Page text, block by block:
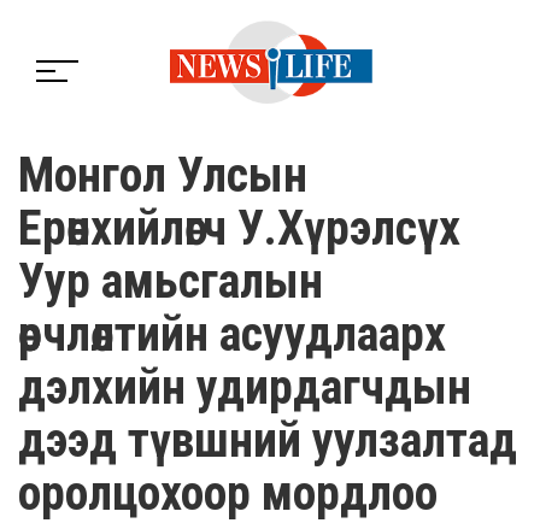
Монгол Улсын
Ерөнхийлөгч У.Хүрэлсүх
Уур амьсгалын
өөрчлөлтийн асуудлаарх
дэлхийн удирдагчдын
дээд түвшний уулзалтад
оролцохоор мордлоо